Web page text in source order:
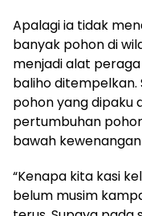
Apalagi ia tidak
banyak pohon di
menjadi alat
baliho ditempelkan.
pohon yang dipaku
pertumbuhan
bawah kewenangan
“Kenapa kita kasi
belum musim